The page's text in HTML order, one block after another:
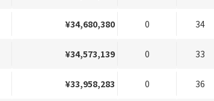
¥34,680,380 0 34
¥34,573,139 0 33
¥33,958,283 0 36